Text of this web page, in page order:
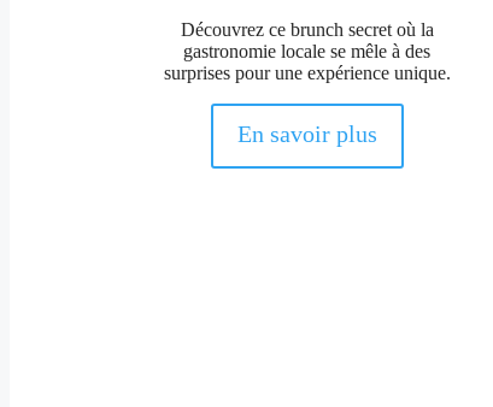
Découvrez ce brunch secret où la
gastronomie locale se mêle à des
surprises pour une expérience unique.
En savoir plus